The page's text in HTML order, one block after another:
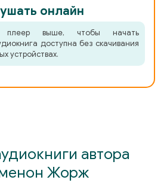
онлайн
выше, чтобы начать
доступна без скачивания
устройствах.
автора
Жорж